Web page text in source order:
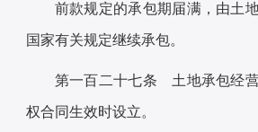
前款规定的承包期届满，由土
国家有关规定继续承包。
第一百二十七条 土地承包经
权合同生效时设立。